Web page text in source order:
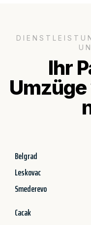
Ihr
Belgrad
Leskovac
Smederevo
Cacak